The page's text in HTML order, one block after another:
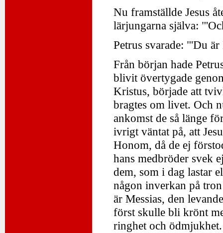
Nu framställde Jesus
lärjungarna själva:
Petrus svarade: "'Du
Från början hade
blivit övertygade
Kristus, började att
bragtes om livet. Och
ankomst de så länge
ivrigt väntat på, att
Honom, då de ej
hans medbröder svek
dem, som i dag lastar
någon inverkan på
är Messias, den
först skulle bli krönt
ringhet och ödmjukhet.